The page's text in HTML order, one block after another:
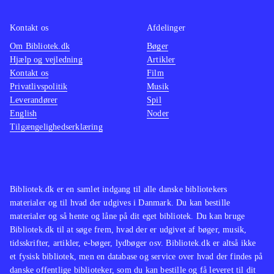
Der er udelukkende mulighed for
singleplayer og ingen onlinefunktion.
Spillet kan gennemføres på 6-7 timer
I opbygning, plot og grafik ligner
spillet andre Springdale-spil som fx
Ud over engene og Over stok og
før. Spillet bidrager ikke med nyt til
genren, men er bestemt et hyggeligt,
om end lidt kortvarigt, bekendtskab.
Bibliotek.dk er en samlet indgang til alle danske bibliotekers
materialer og til hvad der udgives i Danmark. Du kan bestille
materialer og så hente og låne på dit eget bibliotek. Du kan bruge
Bibliotek.dk til at søge frem, hvad der er udgivet af bøger, musik,
tidsskrifter, artikler, e-bøger, lydbøger osv. Bibliotek.dk er altså ikke
et fysisk bibliotek, men en database og service over hvad der findes på
danske offentlige biblioteker, som du kan bestille og få leveret til dit
Kontakt os
Om Bibliotek.dk
Hjælp og vejledning
Kontakt os
Privatlivspolitik
Leverandører
English
Tilgængelighedserklæring
Afdelinger
Bøger
Artikler
Film
Musik
Spil
Noder